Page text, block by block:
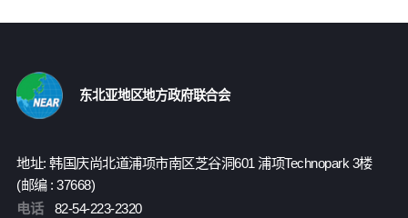
东北亚地区地方政府联合会
地址: 韩国庆尚北道浦项市南区芝谷洞601 浦项Technopark 3楼
(邮编 : 37668)
电话
82-54-223-2320